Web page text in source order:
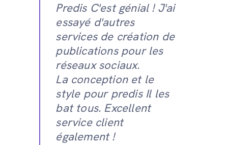
Predis C'est génial ! J'ai
essayé d'autres
services de création de
publications pour les
réseaux sociaux.
La conception et le
style pour predis Il les
bat tous. Excellent
service client
également !